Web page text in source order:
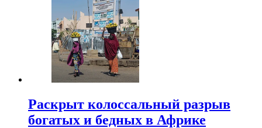
Раскрыт колоссальный разрыв
богатых и бедных в Африке